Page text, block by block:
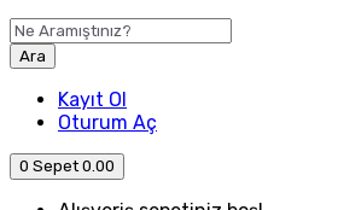
Ara
Kayıt Ol
Oturum Aç
0 Sepet 0.00